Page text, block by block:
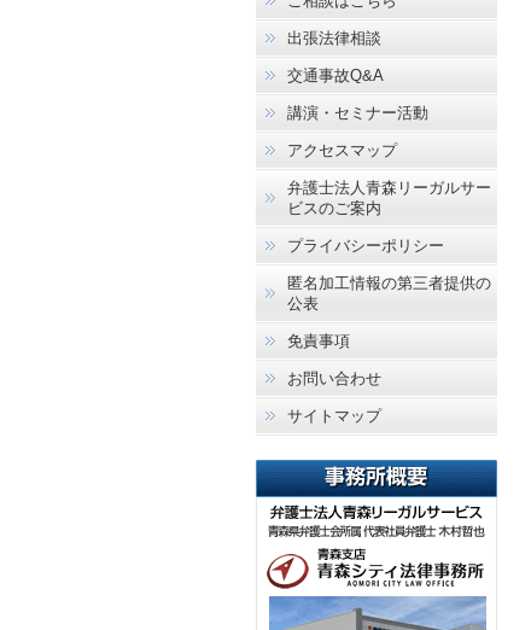
出張法律相談
交通事故Q&A
講演・セミナー活動
アクセスマップ
弁護士法人青森リーガルサー
ビスのご案内
プライバシーポリシー
匿名加工情報の第三者提供の
公表
免責事項
お問い合わせ
サイトマップ